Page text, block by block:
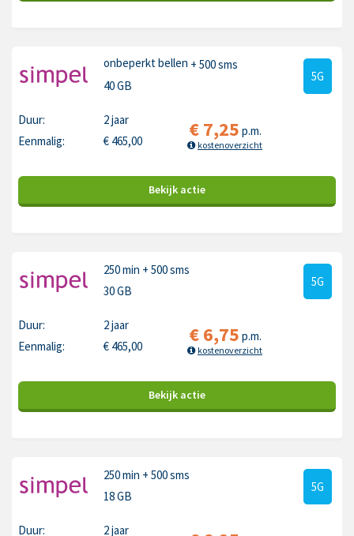
onbeperkt bellen + 500 sms
40 GB
5G
Duur:
2 jaar
Eenmalig:
€ 465,00 €7,25 p.m.
kostenoverzicht
Bekijk actie
250 min + 500 sms
30 GB
5G
Duur:
2 jaar
Eenmalig:
€ 465,00 €6,75 p.m.
kostenoverzicht
Bekijk actie
250 min + 500 sms
18 GB
5G
Duur: 2 jaar